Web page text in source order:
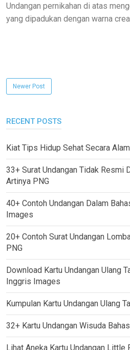
Undangan pernikahan di atas
yang dipadukan dengan warna
Newer Post
RECENT POSTS
Kiat Tips Hidup Sehat Secara
33+ Surat Undangan Tidak Resmi
Artinya PNG
40+ Contoh Undangan Dalam
Images
20+ Contoh Surat Undangan
PNG
Download Kartu Undangan Ulang
Inggris Images
Kumpulan Kartu Undangan Ulang
32+ Kartu Undangan Wisuda
Lihat Aneka Kartu Undangan Little